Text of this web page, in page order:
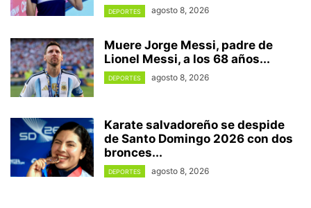
DEPORTES agosto 8, 2026
Muere Jorge Messi, padre de
Lionel Messi, a los 68 años...
DEPORTES agosto 8, 2026
Karate salvadoreño se despide
de Santo Domingo 2026 con dos
bronces...
DEPORTES agosto 8, 2026